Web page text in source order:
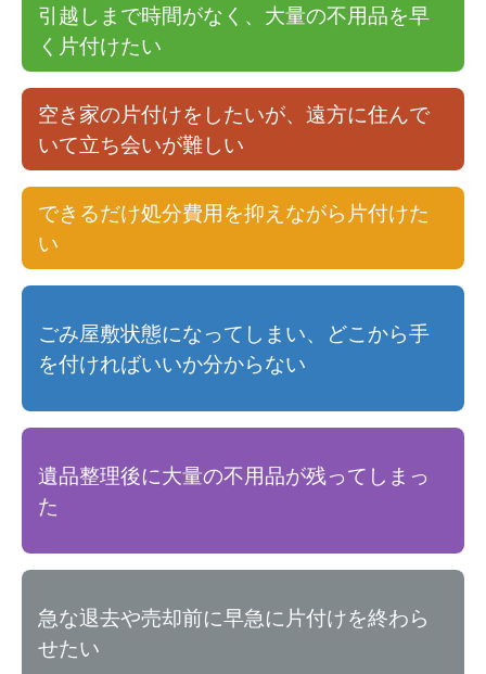
引越しまで時間がなく、大量の不用品を早
く片付けたい
空き家の片付けをしたいが、遠方に住んで
いて立ち会いが難しい
できるだけ処分費用を抑えながら片付けた
い
ごみ屋敷状態になってしまい、どこから手
を付ければいいか分からない
遺品整理後に大量の不用品が残ってしまっ
た
急な退去や売却前に早急に片付けを終わら
せたい